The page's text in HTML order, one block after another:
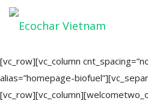
[vc_row][vc_column
alias=”homepage-